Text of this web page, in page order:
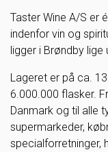
Taster Wine A/S er
indenfor vin og
ligger i Brøndby lige
Lageret er på ca.
6.000.000 flasker.
Danmark og til alle
supermarkeder,
specialforretninger,